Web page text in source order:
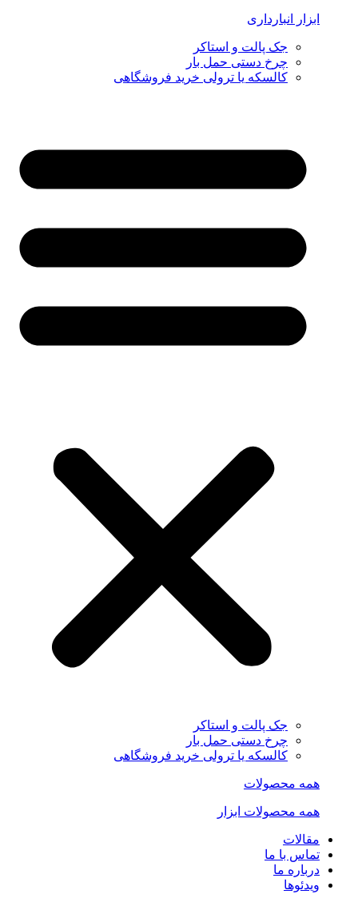
ابزار انبارداری
جک پالت و استاکر
چرخ دستی حمل بار
کالسکه یا ترولی خرید فروشگاهی
جک پالت و استاکر
چرخ دستی حمل بار
کالسکه یا ترولی خرید فروشگاهی
همه محصولات
همه محصولات ابزار
مقالات
تماس با ما
درباره ما
ویدئوها